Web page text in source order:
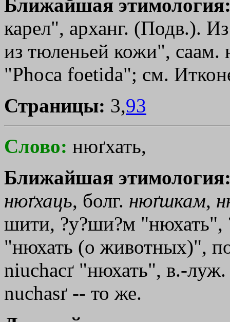
Ближайшая
карел", арханг. (Подв.).
из тюленьей кожи",
"Рhоса foetida"; см.
Страницы: 3,93
Слово: нюґхать,
Ближайшая
нюґхаць, болг. нюґшкам,
шити, ?у?ши?м
"нюхать (о животных)",
niuchacґ "нюхать", в.-
nuchasґ -- то же.